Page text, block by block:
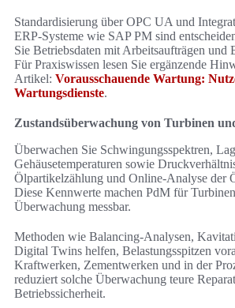
Standardisierung über OPC UA und
ERP-Systeme wie SAP PM sind
Sie Betriebsdaten mit Arbeitsaufträgen und
Für Praxiswissen lesen Sie ergänzende
Artikel: Vorausschauende Wartung:
Wartungsdienste.
Zustandsüberwachung von Turbinen
Überwachen Sie Schwingungsspektren,
Gehäusetemperaturen sowie
Ölpartikelzählung und Online-Analyse der
Diese Kennwerte machen PdM für
Überwachung messbar.
Methoden wie Balancing-Analysen,
Digital Twins helfen, Belastungsspitzen
Kraftwerken, Zementwerken und in der
reduziert solche Überwachung teure
Betriebssicherheit.